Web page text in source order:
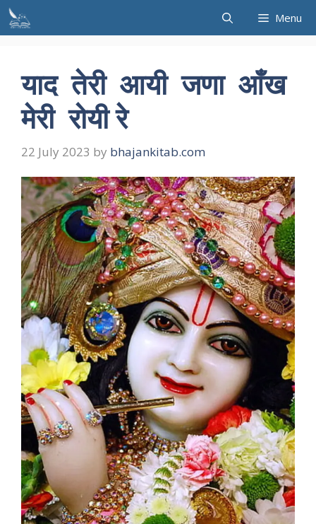
Skip
to
Menu
याद तेरी आयी जणा आँख
मेरी रोयी रे
22 July 2023 by bhajankitab.com